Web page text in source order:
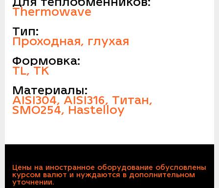
Thermowave
Тип:
Проходная, глухая
Формовка:
TL, TK
Материалы:
AISI304, AISI316, Титан,
SMO254, Hastelloy
Цены на иностранное оборудование обусловлены
курсом валют и нуждаются в дополнительном
уточнении.